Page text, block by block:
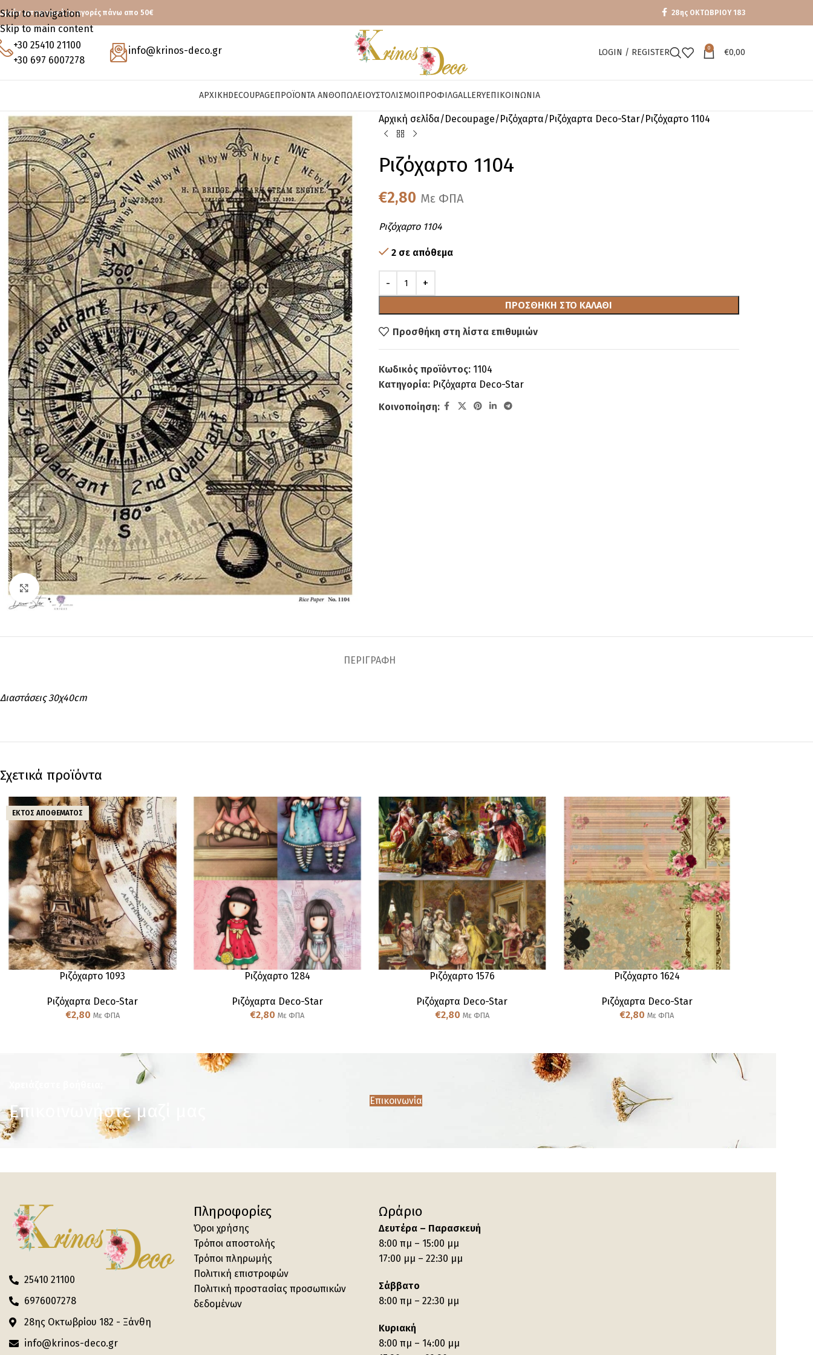
Skip to navigation
Skip to main content
μεταφορικά με αγορές πάνω απο 50€ 28ης ΟΚΤΩΒΡΙΟΥ 183
+30 25410 21100
+30 697 6007278
info@krinos-deco.gr LOGIN / REGISTER 0 €0,00
ΑΡΧΙΚΉDECOUPAGEΠΡΟΪΌΝΤΑ ΑΝΘΟΠΩΛΕΊΟΥΣΤΟΛΙΣΜΟΊΠΡΟΦΊΛGALLERYΕΠΙΚΟΙΝΩΝΊΑ
Click to enlarge
Αρχική σελίδα Decoupage Ριζόχαρτα Ριζόχαρτα Deco-Star Ριζόχαρτο 1104
Ριζόχαρτο 1104
€2,80 Με ΦΠΑ
Ριζόχαρτο 1104
2 σε απόθεμα
ΠΡΟΣΘΉΚΗ ΣΤΟ ΚΑΛΆΘΙ
Προσθήκη στη λίστα επιθυμιών
Κωδικός προϊόντος: 1104
Κατηγορία: Ριζόχαρτα Deco-Star
Κοινοποίηση:
ΠΕΡΙΓΡΑΦΉ
Διαστάσεις 30χ40cm
Σχετικά προϊόντα
ΕΚΤΌΣ ΑΠΟΘΈΜΑΤΟΣ
Ριζόχαρτο 1093
Ριζόχαρτα Deco-Star
€2,80 Με ΦΠΑ
Ριζόχαρτο 1284
Ριζόχαρτα Deco-Star
€2,80 Με ΦΠΑ
Ριζόχαρτο 1576
Ριζόχαρτα Deco-Star
€2,80 Με ΦΠΑ
Ριζόχαρτο 1624
Ριζόχαρτα Deco-Star
€2,80 Με ΦΠΑ
Επικοινωνήστε μαζί μας Επικοινωνία
25410 21100
6976007278
28ης Οκτωβρίου 182 - Ξάνθη
info@krinos-deco.gr
Πληροφορίες
Όροι χρήσης
Τρόποι αποστολής
Τρόποι πληρωμής
Πολιτική επιστροφών
Πολιτική προστασίας προσωπικών
δεδομένων
Ωράριο
Δευτέρα – Παρασκευή
8:00 πμ – 15:00 μμ
17:00 μμ – 22:30 μμ
Σάββατο
8:00 πμ – 22:30 μμ
Κυριακή
8:00 πμ – 14:00 μμ